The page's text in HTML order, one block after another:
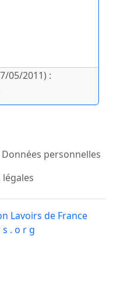
05/2011) :
Données personnelles
Lavoirs de France
. o r g